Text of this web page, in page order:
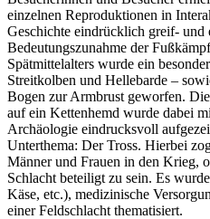
einzelnen Reproduktionen in
Geschichte eindrücklich greif-
Bedeutungszunahme der
Spätmittelalters wurde ein
Streitkolben und Hellebarde –
Bogen zur Armbrust geworfen.
auf ein Kettenhemd wurde dabei
Archäologie eindrucksvoll
Unterthema: Der Tross. Hierbei
Männer und Frauen in den Krieg,
Schlacht beteiligt zu sein. Es
Käse, etc.), medizinische
einer Feldschlacht thematisiert.